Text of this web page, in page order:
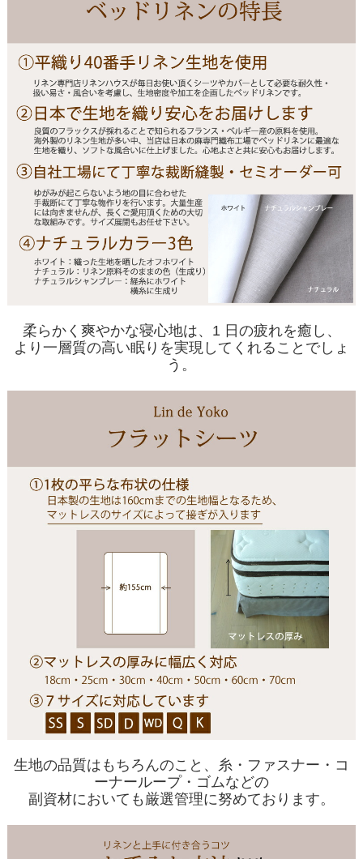
柔らかく爽やかな寝心地は、1 日の疲れを癒し、
より一層質の高い眠りを実現してくれることでしょ
う。
生地の品質はもちろんのこと、糸・ファスナー・コ
ーナーループ・ゴムなどの
副資材においても厳選管理に努めております。